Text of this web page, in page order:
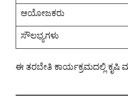
ಆಯೋಜಕರು
ಸೌಲಭ್ಯಗಳು
ಈ ತರಬೇತಿ ಕಾರ್ಯಕ್ರಮದಲ್ಲಿ ಕೃಷಿ